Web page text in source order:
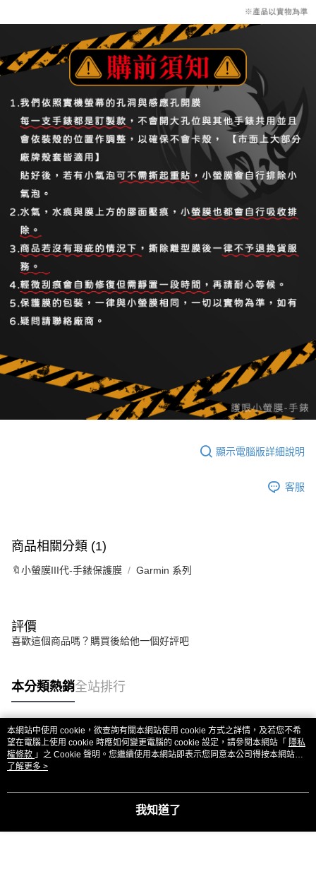
顯示電腦版詳細說明
客服
商品相關分類 (1)
🔖小螢膜III代-手錶保護膜 Garmin 系列
評價
喜歡這個商品嗎？購買後給他一個好評吧
本分類熱銷全站排行
熱門標籤
本網站中使用 cookie，欲查詢有關本網站使用 cookie 方式之詳情，及若您不希
望在電腦上使用 cookie 時應如何變更電腦的 cookie 設定，請參閱本網站「 隱私
權條款 」之 Cookie 聲明。您繼續使用本網站即表示您同意本公司得按本網站使
用條款之 Cookie 聲明使用 cookie。
了解更多 >
我知道了